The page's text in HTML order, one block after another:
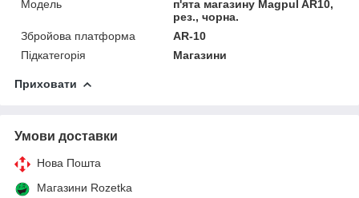
Модель
п'ята магазину Magpul AR10,
рез., чорна.
Збройова платформа
AR-10
Підкатегорія
Магазини
Приховати
Умови доставки
Нова Пошта
Магазини Rozetka